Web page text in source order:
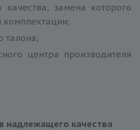
замена которого
комплектации;
талона;
центра производителя
надлежащего качества